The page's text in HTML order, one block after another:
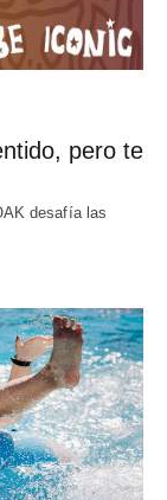
pero te
desafía las